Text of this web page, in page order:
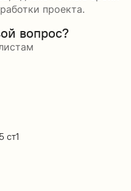
проекта.
вопрос?
ст1